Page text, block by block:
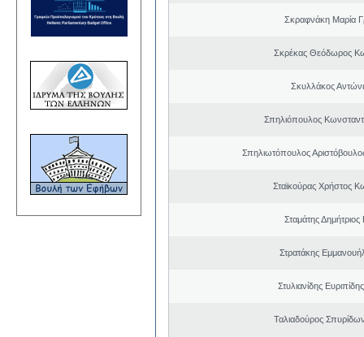
Σκραφνάκη Μαρία
Σκρέκας Θεόδωρος
Σκυλλάκος
Σπηλιόπουλος
Σπηλιωτόπουλος
Σταϊκούρας Χρήστος
Σταμάτης Δημήτριος
Στρατάκης
Στυλιανίδης
Ταλιαδούρος